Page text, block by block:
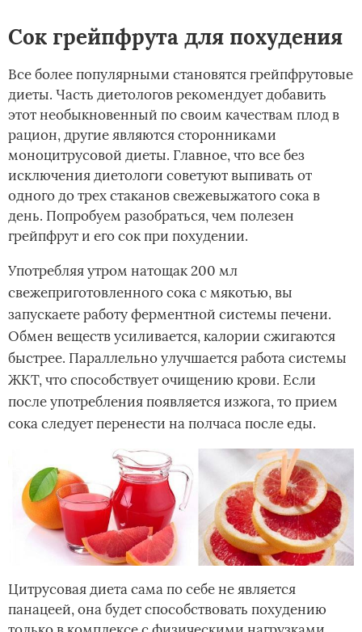
Сок грейпфрута для похудения
Все более популярными становятся грейпфрутовые
диеты. Часть диетологов рекомендует добавить
этот необыкновенный по своим качествам плод в
рацион, другие являются сторонниками
моноцитрусовой диеты. Главное, что все без
исключения диетологи советуют выпивать от
одного до трех стаканов свежевыжатого сока в
день. Попробуем разобраться, чем полезен
грейпфрут и его сок при похудении.
Употребляя утром натощак 200 мл
свежеприготовленного сока с мякотью, вы
запускаете работу ферментной системы печени.
Обмен веществ усиливается, калории сжигаются
быстрее. Параллельно улучшается работа системы
ЖКТ, что способствует очищению крови. Если
после употребления появляется изжога, то прием
сока следует перенести на полчаса после еды.
Цитрусовая диета сама по себе не является
панацеей, она будет способствовать похудению